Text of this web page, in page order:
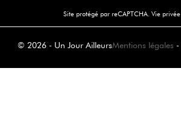
Site protégé par reCAPTCHA. Vie privée
© 2026 - Un Jour AilleursMentions légales -